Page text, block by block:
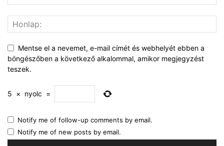
Mentse el a nevemet, e-mail címét és webhelyét ebben a
böngészőben a következő alkalommal, amikor megjegyzést
teszek.
5 × nyolc =
Notify me of follow-up comments by email.
Notify me of new posts by email.